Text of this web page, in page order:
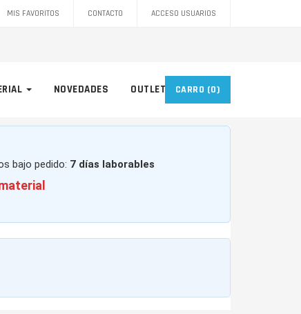
MIS FAVORITOS CONTACTO ACCESO USUARIOS
NOVEDADES OUTLET CARRO (0)
bajo pedido: 7 días laborables